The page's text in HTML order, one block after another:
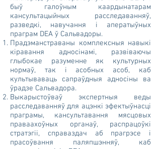
быў галоўным каардынатарам
кансультацыйных расследаванняў,
разведкі, навучання і аператыўных
праграм DEA ў Сальвадоры.
Прадэманстраваны комплексныя навыкі
кіравання адносінамі, развіваючы
глыбокае разуменне як культурных
нормаў, так і асобных асоб, каб
культываваць сапраўдныя адносіны ва
ўрадзе Сальвадора.
Выкарыстоўваў экспертныя веды
расследаванняў для ацэнкі эфектыўнасці
праграмы, кансультавання мясцовых
праваахоўных органаў, распрацоўкі
стратэгіі, справаздач аб прагрэсе і
прасоўвання паляпшэнняў, каб